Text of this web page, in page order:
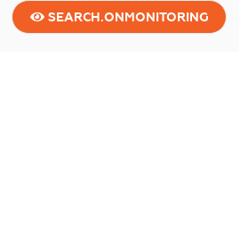
SEARCH.ONMONITORING